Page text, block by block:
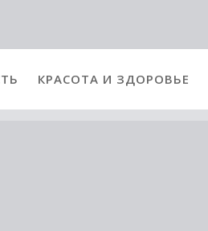
КРАСОТА И ЗДОРОВЬЕ